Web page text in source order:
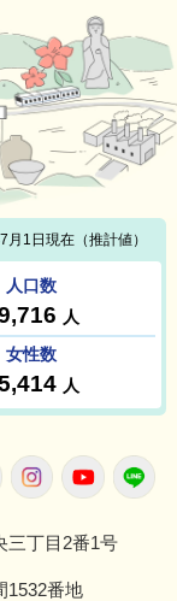
FacebookInstagram
三丁目2番1号
1532番地